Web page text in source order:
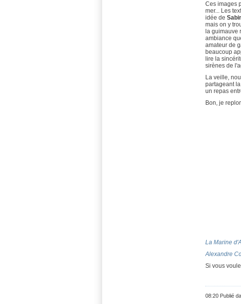
Ces images
mer... Les
idée de
mais on y
la guimauve
ambiance
amateur de
beaucoup
lire la
sirènes de
La veille,
partageant
un repas
Bon, je
La Marine
Alexandre
Si vous
08:20 Publié